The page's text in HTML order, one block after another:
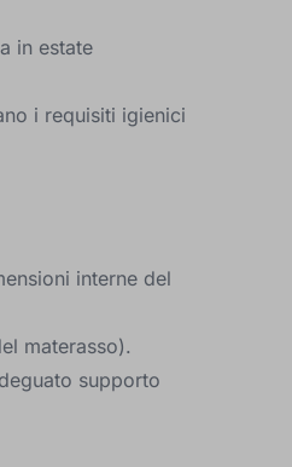
in estate
i requisiti igienici
interne del
materasso).
supporto